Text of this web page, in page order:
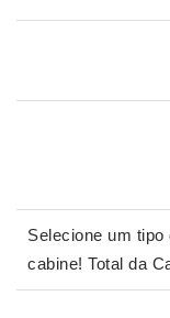
Selecione um tipo
cabine! Total da